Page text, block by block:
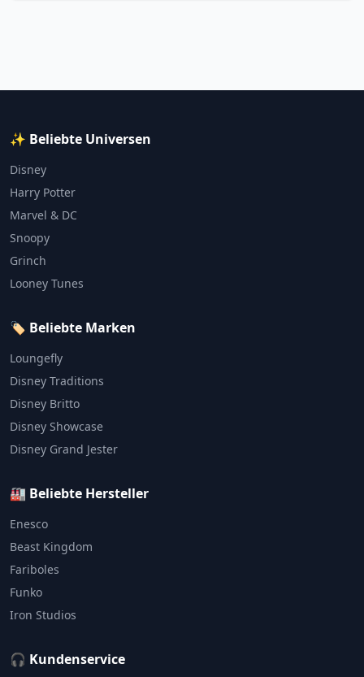
✨ Beliebte Universen
Disney
Harry Potter
Marvel & DC
Snoopy
Grinch
Looney Tunes
🏷️ Beliebte Marken
Loungefly
Disney Traditions
Disney Britto
Disney Showcase
Disney Grand Jester
🏭 Beliebte Hersteller
Enesco
Beast Kingdom
Fariboles
Funko
Iron Studios
🎧 Kundenservice